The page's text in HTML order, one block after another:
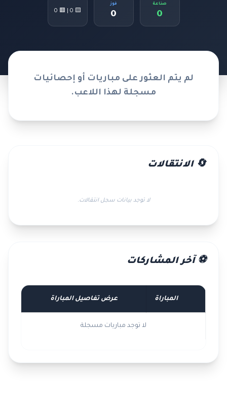
صناعة
0
فوز
0
🟨 0 | 🟥 0
لم يتم العثور على مباريات أو إحصائيات
مسجلة لهذا اللاعب.
🔄 الانتقالات
لا توجد بيانات سجل انتقالات.
⚽ آخر المشاركات
المباراة عرض تفاصيل المباراة
لا توجد مباريات مسجلة